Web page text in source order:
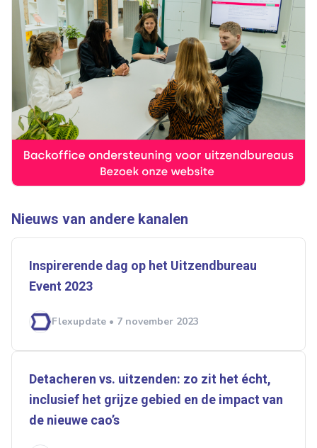
Nieuws van andere kanalen
Inspirerende dag op het Uitzendbureau
Event 2023
Flexupdate • 7 november 2023
Detacheren vs. uitzenden: zo zit het écht,
inclusief het grijze gebied en de impact van
de nieuwe cao’s